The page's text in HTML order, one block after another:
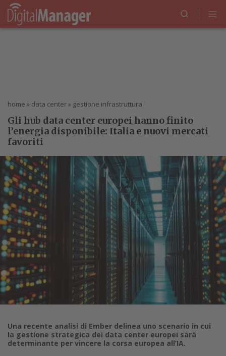
home » data center» gestione infrastruttura
Gli hub data center europei hanno finito
l’energia disponibile: Italia e nuovi mercati
favoriti
Una recente analisi di Ember delinea uno scenario in cui
la gestione strategica dei data center europei sarà
determinante per vincere la corsa europea all’IA.